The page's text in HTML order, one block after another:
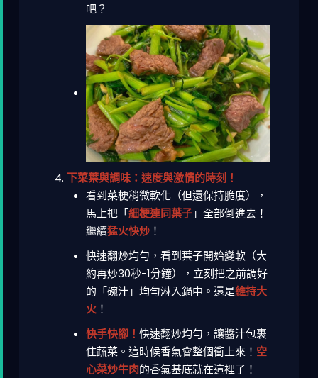
吧？
下菜葉與調味：速度與激情的時刻！
看到菜梗稍微軟化（但還保持脆度），
馬上把「細梗連同葉子」全部倒進去！
繼續猛火快炒！
快速翻炒均勻，看到葉子開始變軟（大
約再炒30秒-1分鐘），立刻把之前調好
的「碗汁」均勻淋入鍋中。還是維持大
火！
快手快腳！ 快速翻炒均勻，讓醬汁包裹
住蔬菜。這時候香氣會整個衝上來！ 空
心菜炒牛肉的香氣基底就在這裡了！